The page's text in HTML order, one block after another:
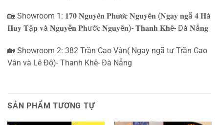
🏡 Showroom 1: 𝟏𝟕𝟎 𝐍𝐠𝐮𝐲𝐞̂̃𝐧 𝐏𝐡𝐮̛𝐨̛́𝐜 𝐍𝐠𝐮𝐲ê𝐧 (𝐍𝐠𝐚𝐲 𝐧𝐠ã 𝟒 𝐇à
𝐇𝐮𝐲 𝐓ậ𝐩 𝐯à 𝐍𝐠𝐮𝐲ễ𝐧 𝐏𝐡ướ𝐜 𝐍𝐠𝐮𝐲ê𝐧)- 𝐓𝐡𝐚𝐧𝐡 𝐊𝐡ê- Đà 𝐍ẵ𝐧𝐠
🏡 Showroom 2: 382 Trần Cao Vân( Ngay ngã tư Trần Cao
Vân và Lê Độ)- Thanh Khê- Đà Nẵng
SẢN PHẨM TƯƠNG TỰ